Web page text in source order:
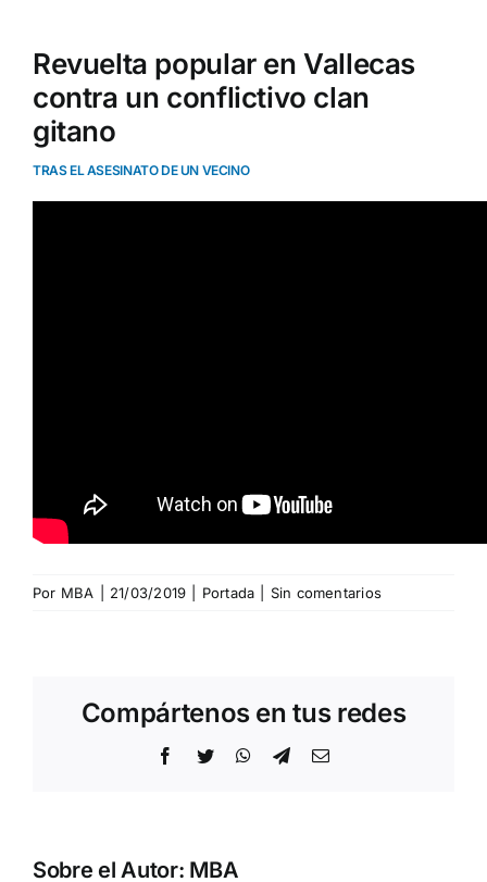
Revuelta popular en Vallecas
contra un conflictivo clan
gitano
TRAS EL ASESINATO DE UN VECINO
Por MBA 21/03/2019 Portada Sin comentarios
Compártenos en tus redes
Facebook
Twitter WhatsApp
TelegramCorreo
Sobre el Autor: MBA